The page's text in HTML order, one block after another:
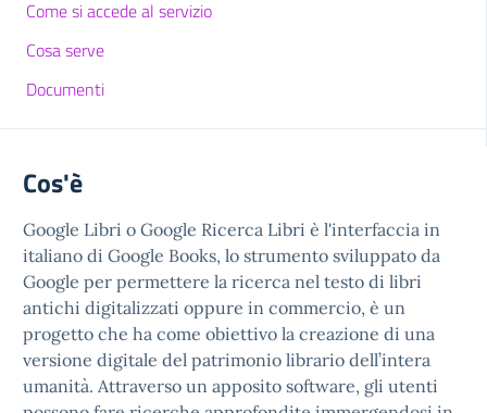
Come si accede al servizio
Cosa serve
Documenti
Cos'è
Google Libri o Google Ricerca Libri è l'interfaccia in
italiano di Google Books, lo strumento sviluppato da
Google per permettere la ricerca nel testo di libri
antichi digitalizzati oppure in commercio, è un
progetto che ha come obiettivo la creazione di una
versione digitale del patrimonio librario dell’intera
umanità. Attraverso un apposito software, gli utenti